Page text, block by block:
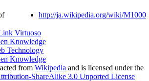
http://ja.wikipedia.org/wiki/M1000
from Wikipedia and is licensed under the
ShareAlike 3.0 Unported License